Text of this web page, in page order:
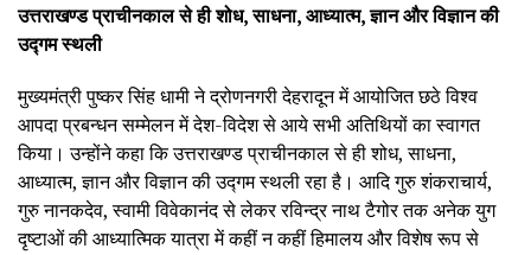
उत्तराखण्ड प्राचीनकाल से ही शोध, साधना, आध्यात्म, ज्ञान और विज्ञान की
उद्गम स्थली
मुख्यमंत्री पुष्कर सिंह धामी ने द्रोणनगरी देहरादून में आयोजित छठे विश्व
आपदा प्रबन्धन सम्मेलन में देश-विदेश से आये सभी अतिथियों का स्वागत
किया। उन्होंने कहा कि उत्तराखण्ड प्राचीनकाल से ही शोध, साधना,
आध्यात्म, ज्ञान और विज्ञान की उद्गम स्थली रहा है। आदि गुरु शंकराचार्य,
गुरु नानकदेव, स्वामी विवेकानंद से लेकर रविन्द्र नाथ टैगोर तक अनेक युग
दृष्टाओं की आध्यात्मिक यात्रा में कहीं न कहीं हिमालय और विशेष रूप से